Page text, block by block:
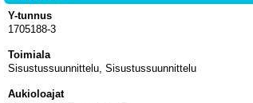
Y-tunnus
1705188-3
Toimiala
Sisustussuunnittelu, Sisustussuunnittelu
Aukioloajat